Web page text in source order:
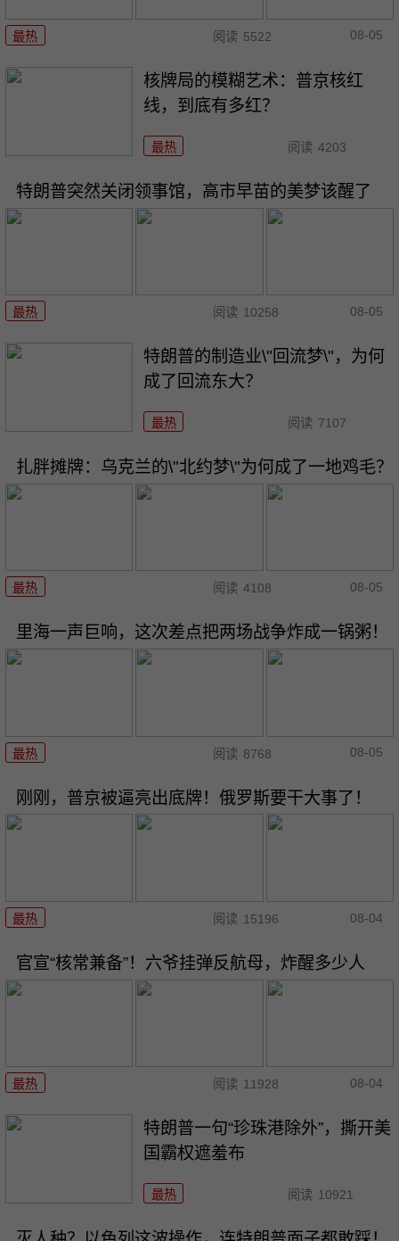
最热 阅读 5522 08-05
核牌局的模糊艺术：普京核红
线，到底有多红？
最热 阅读 4203
特朗普突然关闭领事馆，高市早苗的美梦该醒了
最热 阅读 10258 08-05
特朗普的制造业\"回流梦\"，为何
成了回流东大？
最热 阅读 7107
扎胖摊牌：乌克兰的\"北约梦\"为何成了一地鸡毛？
最热 阅读 4108 08-05
里海一声巨响，这次差点把两场战争炸成一锅粥！
最热 阅读 8768 08-05
刚刚，普京被逼亮出底牌！俄罗斯要干大事了！
最热 阅读 15196 08-04
官宣“核常兼备”！六爷挂弹反航母，炸醒多少人
最热 阅读 11928 08-04
特朗普一句“珍珠港除外”，撕开美
国霸权遮羞布
最热 阅读 10921